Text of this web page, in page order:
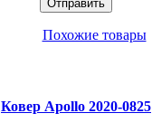
Похожие товары
Ковер Аpollo 2020-0825